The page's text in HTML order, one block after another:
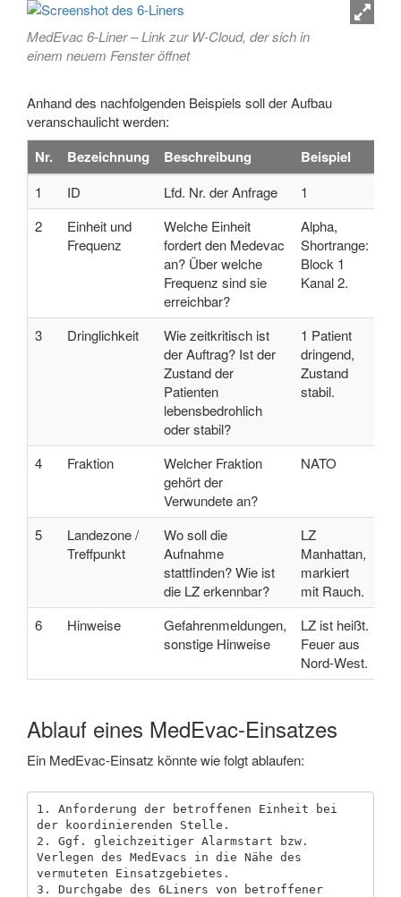
MedEvac 6-Liner – Link zur W-Cloud, der sich in
einem neuem Fenster öffnet
Anhand des nachfolgenden Beispiels soll der Aufbau
veranschaulicht werden:
Nr. Bezeichnung Beschreibung Beispiel
1 ID Lfd. Nr. der Anfrage
1
2
Einheit und
Frequenz
Welche Einheit
fordert den Medevac
an? Über welche
Frequenz sind sie
erreichbar?
Alpha,
Shortrange:
Block 1
Kanal 2.
3 Dringlichkeit
Wie zeitkritisch ist
der Auftrag? Ist der
Zustand der
Patienten
lebensbedrohlich
oder stabil?
1 Patient
dringend,
Zustand
stabil.
4 Fraktion
Welcher Fraktion
gehört der
Verwundete an?
NATO
5
Landezone /
Treffpunkt
Wo soll die
Aufnahme
stattfinden? Wie ist
die LZ erkennbar?
LZ
Manhattan,
markiert
mit Rauch.
6
Hinweise
Gefahrenmeldungen,
sonstige Hinweise
LZ ist heißt.
Feuer aus
Nord-West.
Ablauf eines MedEvac-Einsatzes
Ein MedEvac-Einsatz könnte wie folgt ablaufen:
1. Anforderung der betroffenen Einheit bei
der koordinierenden Stelle.
2. Ggf. gleichzeitiger Alarmstart bzw.
Verlegen des MedEvacs in die Nähe des
vermuteten Einsatzgebietes.
3. Durchgabe des 6Liners von betroffener